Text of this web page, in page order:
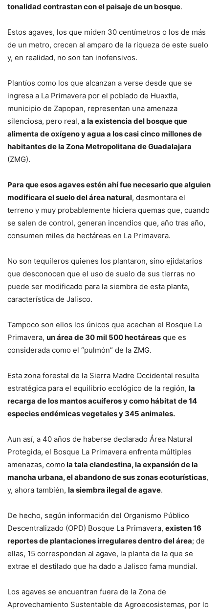
tonalidad contrastan con el paisaje de un bosque.
Estos agaves, los que miden 30 centímetros o los de más
de un metro, crecen al amparo de la riqueza de este suelo
y, en realidad, no son tan inofensivos.
Plantíos como los que alcanzan a verse desde que se
ingresa a La Primavera por el poblado de Huaxtla,
municipio de Zapopan, representan una amenaza
silenciosa, pero real, a la existencia del bosque que
alimenta de oxígeno y agua a los casi cinco millones de
habitantes de la Zona Metropolitana de Guadalajara
(ZMG).
Para que esos agaves estén ahí fue necesario que alguien
modificara el suelo del área natural, desmontara el
terreno y muy probablemente hiciera quemas que, cuando
se salen de control, generan incendios que, año tras año,
consumen miles de hectáreas en La Primavera.
No son tequileros quienes los plantaron, sino ejidatarios
que desconocen que el uso de suelo de sus tierras no
puede ser modificado para la siembra de esta planta,
característica de Jalisco.
Tampoco son ellos los únicos que acechan el Bosque La
Primavera, un área de 30 mil 500 hectáreas que es
considerada como el “pulmón” de la ZMG.
Esta zona forestal de la Sierra Madre Occidental resulta
estratégica para el equilibrio ecológico de la región, la
recarga de los mantos acuíferos y como hábitat de 14
especies endémicas vegetales y 345 animales.
Aun así, a 40 años de haberse declarado Área Natural
Protegida, el Bosque La Primavera enfrenta múltiples
amenazas, como la tala clandestina, la expansión de la
mancha urbana, el abandono de sus zonas ecoturísticas,
y, ahora también, la siembra ilegal de agave.
De hecho, según información del Organismo Público
Descentralizado (OPD) Bosque La Primavera, existen 16
reportes de plantaciones irregulares dentro del área; de
ellas, 15 corresponden al agave, la planta de la que se
extrae el destilado que ha dado a Jalisco fama mundial.
Los agaves se encuentran fuera de la Zona de
Aprovechamiento Sustentable de Agroecosistemas, por lo